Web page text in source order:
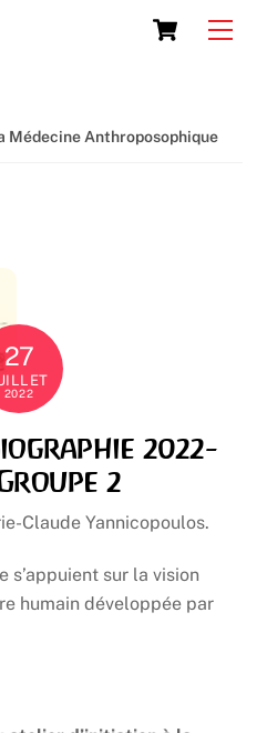
Cart
Médecine Anthroposophique
27
2022
2022-
2
Claude Yannicopoulos.
s’appuient sur la vision
humain développée par